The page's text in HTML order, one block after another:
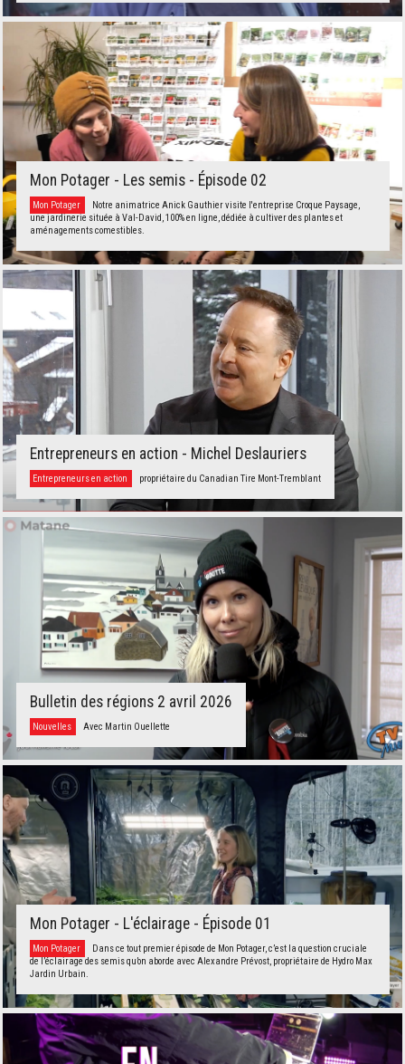
Mon Potager - Les semis - Épisode 02
Mon Potager
Notre animatrice Anick Gauthier visite l'entreprise Croque Paysage,
une jardinerie située à Val-David, 100% en ligne, dédiée à cultiver des plantes et
aménagements comestibles.
Entrepreneurs en action - Michel Deslauriers
Entrepreneurs en action propriétaire du Canadian Tire Mont-Tremblant
Bulletin des régions 2 avril 2026
Nouvelles Avec Martin Ouellette
Mon Potager - L'éclairage - Épisode 01
Mon Potager
Dans ce tout premier épisode de Mon Potager, c’est la question cruciale
de l’éclairage des semis qu’on aborde avec Alexandre Prévost, propriétaire de Hydro Max
Jardin Urbain.